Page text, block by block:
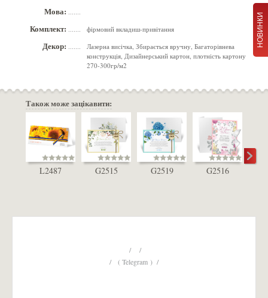
НОВИНКИ
Мова:
Комплект: фірмовий вкладиш-привітання
Декор:
Лазерна висічка, Збирається вручну, Багаторівнева
конструкція, Дизайнерський картон, плотність картону
270-300гр/м2
Також може зацікавити:
L2487 G2515 G2519 G2516
/ /
/ ( Telegram ) /